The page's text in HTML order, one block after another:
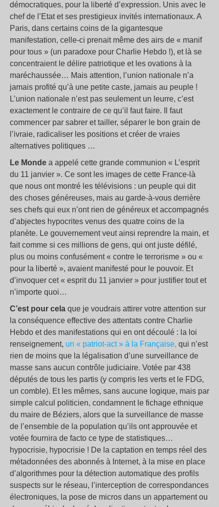
démocratiques, pour la liberté d’expression. Unis avec le
chef de l’Etat et ses prestigieux invités internationaux. A
Paris, dans certains coins de la gigantesque
manifestation, celle-ci prenait même des airs de « manif
pour tous » (un paradoxe pour Charlie Hebdo !), et là se
concentraient le délire patriotique et les ovations à la
maréchaussée… Mais attention, l’union nationale n’a
jamais profité qu’à une petite caste, jamais au peuple !
L’union nationale n’est pas seulement un leurre, c’est
exactement le contraire de ce qu’il faut faire. Il faut
commencer par sabrer et tailler, séparer le bon grain de
l’ivraie, radicaliser les positions et créer de vraies
alternatives politiques …
Le Monde a appelé cette grande communion « L’esprit
du 11 janvier ». Ce sont les images de cette France-là
que nous ont montré les télévisions : un peuple qui dit
des choses généreuses, mais au garde-à-vous derrière
ses chefs qui eux n’ont rien de généreux et accompagnés
d’abjectes hypocrites venus des quatre coins de la
planète. Le gouvernement veut ainsi reprendre la main, et
fait comme si ces millions de gens, qui ont juste défilé,
plus ou moins confusément « contre le terrorisme » ou «
pour la liberté », avaient manifesté pour le pouvoir. Et
d’invoquer cet « esprit du 11 janvier » pour justifier tout et
n’importe quoi…
C’est pour cela que je voudrais attirer votre attention sur
la conséquence effective des attentats contre Charlie
Hebdo et des manifestations qui en ont découlé : la loi
renseignement, un « patriot-act » à la Française, qui n’est
rien de moins que la légalisation d’une surveillance de
masse sans aucun contrôle judiciaire. Votée par 438
députés de tous les partis (y compris les verts et le FDG,
un comble). Et les mêmes, sans aucune logique, mais par
simple calcul politicien, condamnent le fichage ethnique
du maire de Béziers, alors que la surveillance de masse
de l’ensemble de la population qu’ils ont approuvée et
votée fournira de facto ce type de statistiques…
hypocrisie, hypocrisie ! De la captation en temps réel des
métadonnées des abonnés à Internet, à la mise en place
d’algorithmes pour la détection automatique des profils
suspects sur le réseau, l’interception de correspondances
électroniques, la pose de micros dans un appartement ou